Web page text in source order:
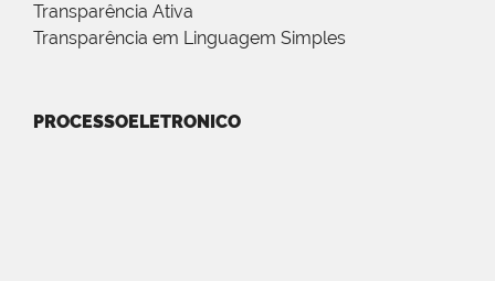
Transparência Ativa
Transparência em Linguagem Simples
PROCESSOELETRONICO